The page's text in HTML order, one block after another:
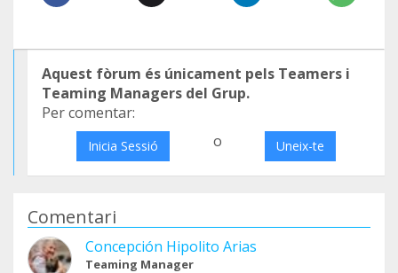
Aquest fòrum és únicament pels Teamers i
Teaming Managers del Grup.
Per comentar:
Inicia Sessió o Uneix-te
Comentari
Concepción Hipolito Arias
Teaming Manager